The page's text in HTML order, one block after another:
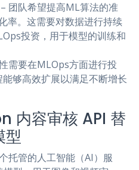
– 团队希望提高ML算法的准
率。这需要对数据进行持续
投资，用于模型的训练和
需要在MLOps方面进行投
够高效扩展以满足不断增长
内容审核 API 替
型
托管的人工智能（AI）服